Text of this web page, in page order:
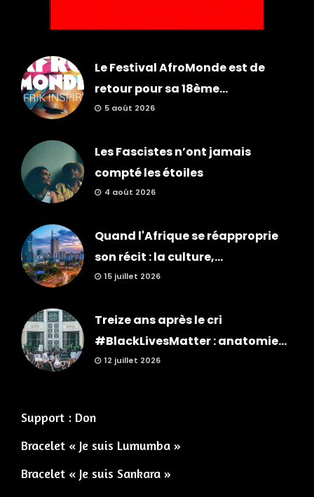
Le Festival AfroMonde est de
retour pour sa 18ème...
5 août 2026
Les Fascistes n’ont jamais
compté les étoiles
4 août 2026
Quand l'Afrique se réapproprie
son récit : la culture,...
15 juillet 2026
Treize ans après le cri
#BlackLivesMatter : anatomie...
12 juillet 2026
Support : Don
Bracelet « Je suis Lumumba »
Bracelet « Je suis Sankara »